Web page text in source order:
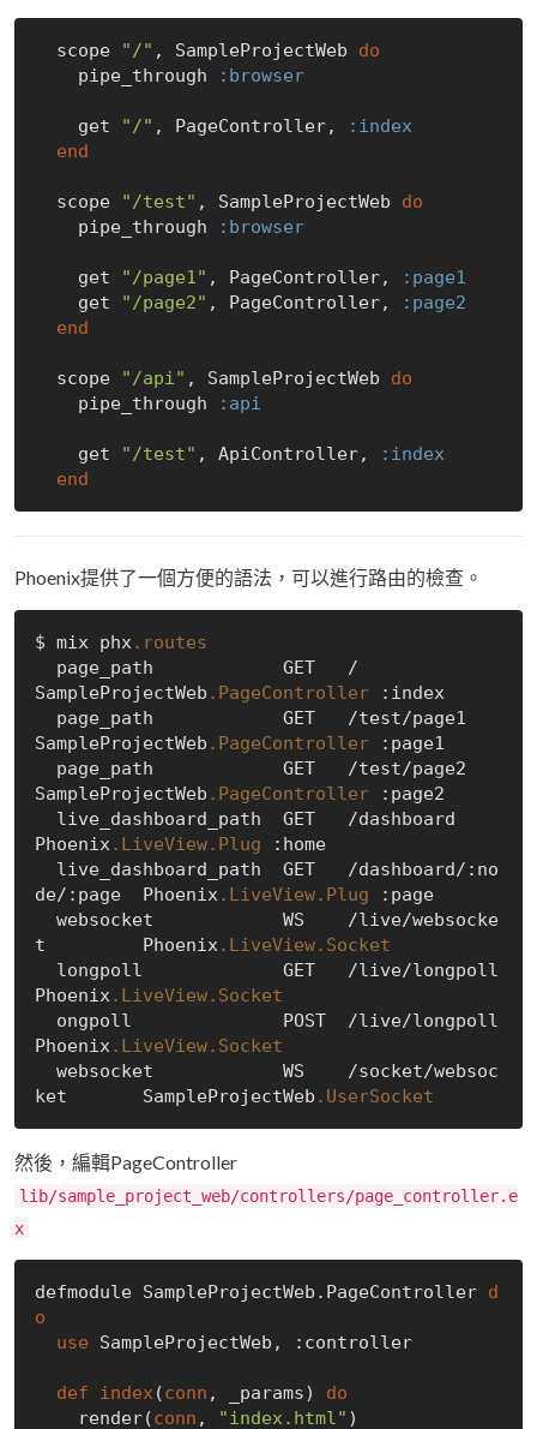
  scope
"/" , SampleProjectWeb do
    pipe_through
:browser
    get
"/" , PageController,
:index
end
  scope
"/test" , SampleProjectWeb do
    pipe_through
:browser
    get
"/page1" , PageController,
:page1
    get
"/page2" , PageController,
:page2
end
  scope
"/api" , SampleProjectWeb do
    pipe_through
:api
    get
"/test" , ApiController,
:index
end
Phoenix提供了一個方便的語法，可以進行路由的檢查。
$ mix phx.routes
SampleProjectWeb .PageController :index
SampleProjectWeb .PageController :page1
SampleProjectWeb .PageController :page2
Phoenix.LiveView.Plug :home
de/:page  Phoenix.LiveView.Plug :page
t         Phoenix.LiveView.Socket
Phoenix.LiveView.Socket
Phoenix.LiveView.Socket
ket       SampleProjectWeb .UserSocket
然後，編輯PageController
lib/sample_project_web/controllers/page_controller.e
x
defmodule SampleProjectWeb.PageController d
o
use SampleProjectWeb, :controller
def index (conn , _params) do
    render(
conn , "index.html" )